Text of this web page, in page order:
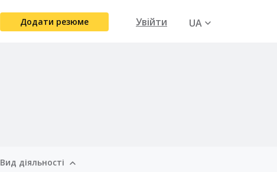
Додати резюме
Увійти
UA
Вид діяльності